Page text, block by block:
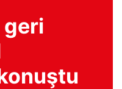
geri